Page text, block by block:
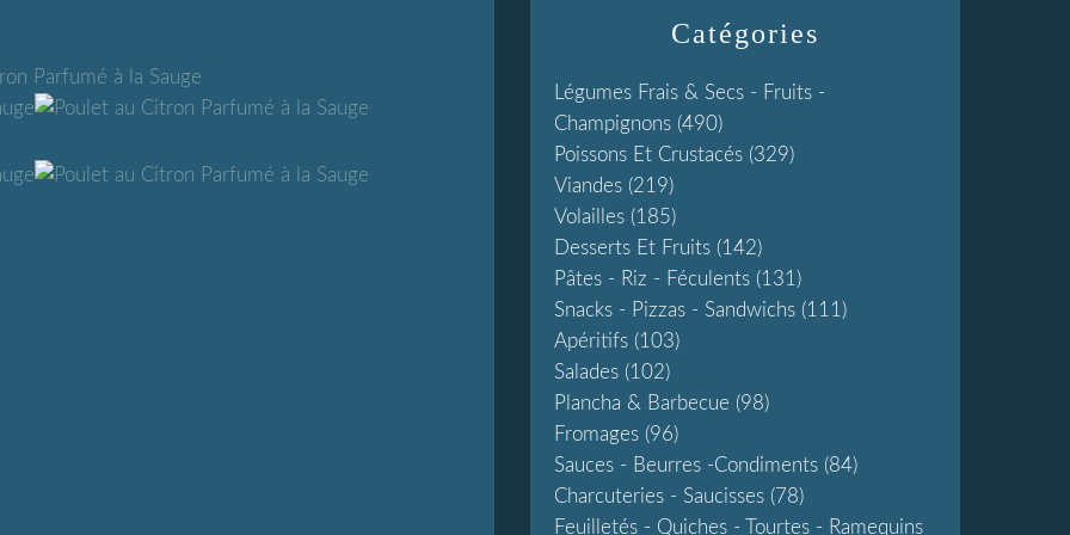
Catégories
Légumes Frais & Secs - Fruits -
Champignons (490)
Poissons Et Crustacés (329)
Viandes (219)
Volailles (185)
Desserts Et Fruits (142)
Pâtes - Riz - Féculents (131)
Snacks - Pizzas - Sandwichs (111)
Apéritifs (103)
Salades (102)
Plancha & Barbecue (98)
Fromages (96)
Sauces - Beurres -condiments (84)
Charcuteries - Saucisses (78)
Feuilletés - Quiches - Tourtes - Ramequins